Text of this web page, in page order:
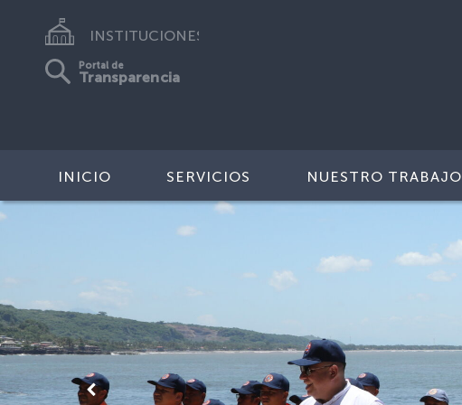
INSTITUCIONES
Portal de
Transparencia
INICIO SERVICIOS NUESTRO TRABAJO
Anterior